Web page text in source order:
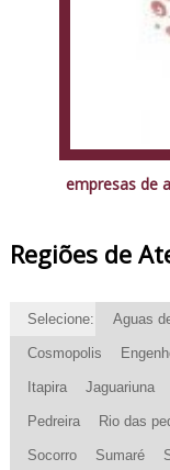
empresas de
Regiões de
Selecione: Aguas
Cosmopolis
Itapira Jaguariuna
Pedreira Rio das
Socorro Sumaré